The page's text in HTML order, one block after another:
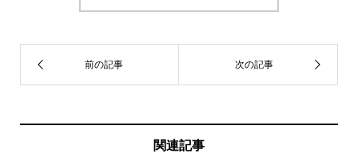
関連記事